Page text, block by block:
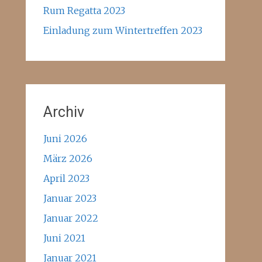
Rum Regatta 2023
Einladung zum Wintertreffen 2023
Archiv
Juni 2026
März 2026
April 2023
Januar 2023
Januar 2022
Juni 2021
Januar 2021